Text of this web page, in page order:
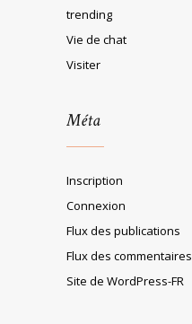
trending
Vie de chat
Visiter
Méta
Inscription
Connexion
Flux des publications
Flux des commentaires
Site de WordPress-FR